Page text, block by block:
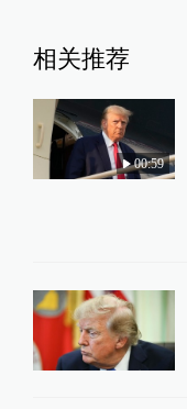
相关推荐
00:59